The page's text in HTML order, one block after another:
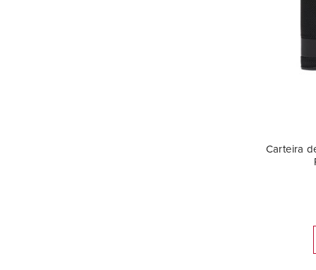
Carteira